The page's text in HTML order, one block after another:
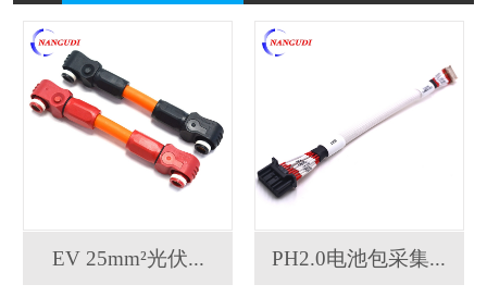
EV 25mm²光伏... PH2.0电池包采集...